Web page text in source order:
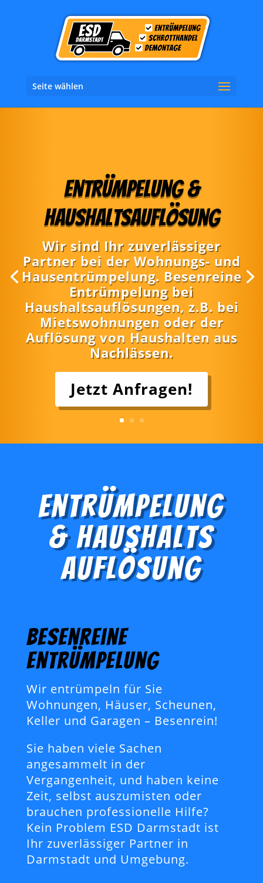
Seite wählen
Entrümpelung &
Haushaltsauflösung
Wir sind Ihr zuverlässiger
Partner bei der Wohnungs- und
Hausentrümpelung. Besenreine
Entrümpelung bei
Haushaltsauflösungen, z.B. bei
Mietswohnungen oder der
Auflösung von Haushalten aus
Nachlässen.
Jetzt Anfragen!
Entrümpelung
& Haushalts
auflösung
Besenreine
Entrümpelung
Wir entrümpeln für Sie
Wohnungen, Häuser, Scheunen,
Keller und Garagen – Besenrein!
Sie haben viele Sachen
angesammelt in der
Vergangenheit, und haben keine
Zeit, selbst auszumisten oder
brauchen professionelle Hilfe?
Kein Problem ESD Darmstadt ist
Ihr zuverlässiger Partner in
Darmstadt und Umgebung.